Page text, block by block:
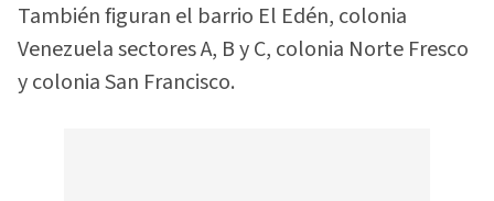
También figuran el barrio El Edén, colonia
Venezuela sectores A, B y C, colonia Norte Fresco
y colonia San Francisco.